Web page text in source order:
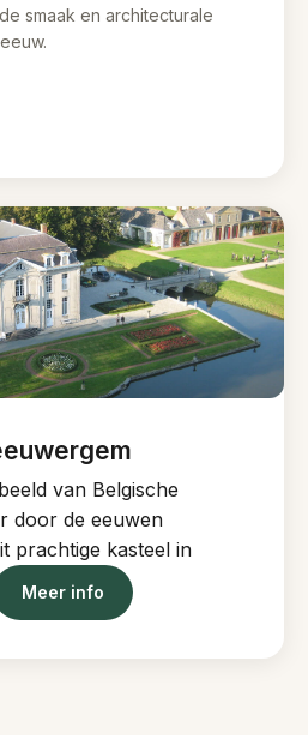
smaak en architecturale
van Belgische
door de eeuwen
prachtige kasteel in
Meer info